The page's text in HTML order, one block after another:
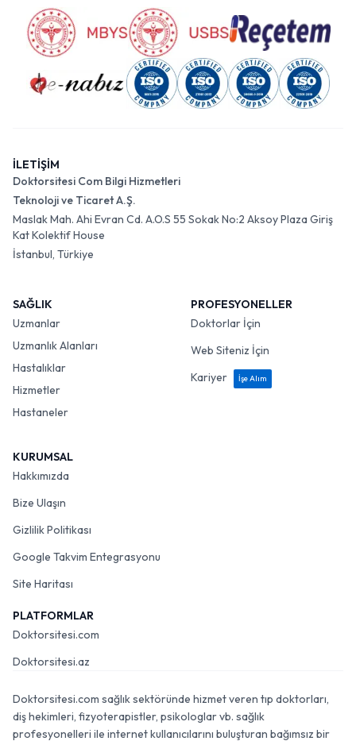
İLETİŞİM
Doktorsitesi Com Bilgi Hizmetleri
Teknoloji ve Ticaret A.Ş.
Maslak Mah. Ahi Evran Cd. A.O.S 55 Sokak No:2 Aksoy Plaza Giriş
Kat Kolektif House
İstanbul, Türkiye
SAĞLIK
Uzmanlar
Uzmanlık Alanları
Hastalıklar
Hizmetler
Hastaneler
PROFESYONELLER
Doktorlar İçin
Web Siteniz İçin
Kariyer
İşe Alım
KURUMSAL
Hakkımızda
Bize Ulaşın
Gizlilik Politikası
Google Takvim Entegrasyonu
Site Haritası
PLATFORMLAR
Doktorsitesi.com
Doktorsitesi.az
Doktorsitesi.com sağlık sektöründe hizmet veren tıp doktorları,
diş hekimleri, fizyoterapistler, psikologlar vb. sağlık
profesyonelleri ile internet kullanıcılarını buluşturan bağımsız bir